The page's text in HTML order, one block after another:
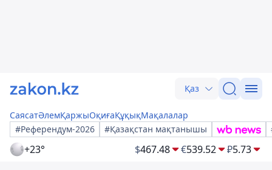
Қаз
СаясатӘлемҚаржыОқиғаҚұқықМақалалар
#Референдум-2026
#Қазақстан мақтанышы
+23° $467.48 €539.52 ₽5.73